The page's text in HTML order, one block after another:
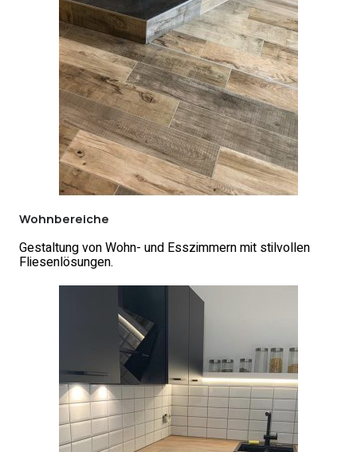
Wohnbereiche
Gestaltung von Wohn- und Esszimmern mit stilvollen
Fliesenlösungen.